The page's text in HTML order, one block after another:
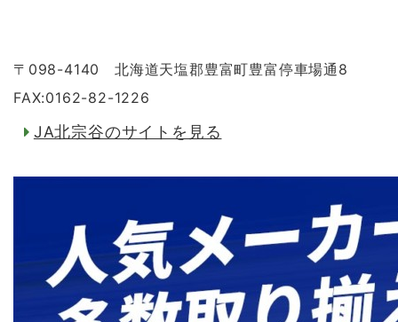
〒098-4140 北海道天塩郡豊富町豊富停車場通8
FAX:0162-82-1226
JA北宗谷のサイトを見る